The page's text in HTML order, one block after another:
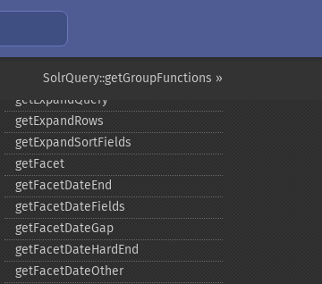
SolrQuery::getGroupFunctions »
_​_​construct
getExpand
getExpandFilterQueries
getExpandQuery
getExpandRows
getExpandSortFields
getFacet
getFacetDateEnd
getFacetDateFields
getFacetDateGap
getFacetDateHardEnd
getFacetDateOther